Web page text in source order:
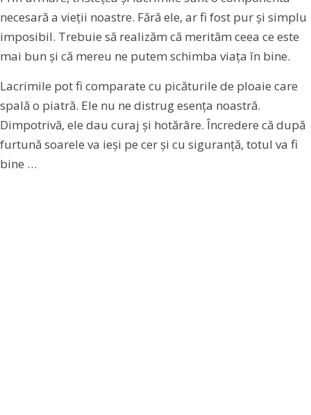
necesară a vieții noastre. Fără ele, ar fi fost pur și simplu
imposibil. Trebuie să realizăm că merităm ceea ce este
mai bun și că mereu ne putem schimba viața în bine.
Lacrimile pot fi comparate cu picăturile de ploaie care
spală o piatră. Ele nu ne distrug esența noastră.
Dimpotrivă, ele dau curaj și hotărâre. Încredere că după
furtună soarele va ieși pe cer și cu siguranță, totul va fi
bine …